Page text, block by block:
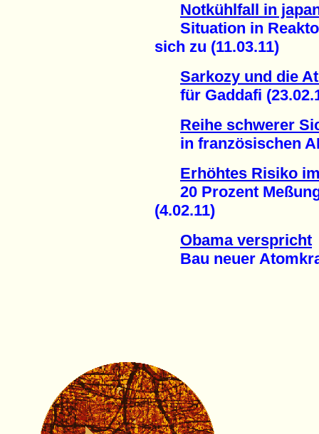
Notkühlfall in
Situation in
sich zu (11.03.11)
Sarkozy und die
für Gaddafi
Reihe schwerer
in französischen
Erhöhtes Risiko
20 Prozent
(4.02.11)
Obama verspricht
Bau neuer